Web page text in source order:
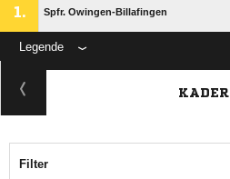
1. Spfr. Owingen-Billafingen
Legende
KADER
Filter